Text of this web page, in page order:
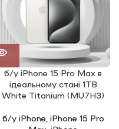
б/у iPhone 15 Pro Max в
ідеальному стані 1TB
White Titanium (MU7H3)
б/у iPhone, iPhone 15 Pro